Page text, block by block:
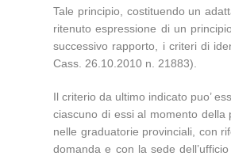
Tale principio, costituendo un
ritenuto espressione di un
successivo rapporto, i criteri di
Cass. 26.10.2010 n. 21883).
Il criterio da ultimo indicato puo’
ciascuno di essi al momento della
nelle graduatorie provinciali, con
domanda e con la sede